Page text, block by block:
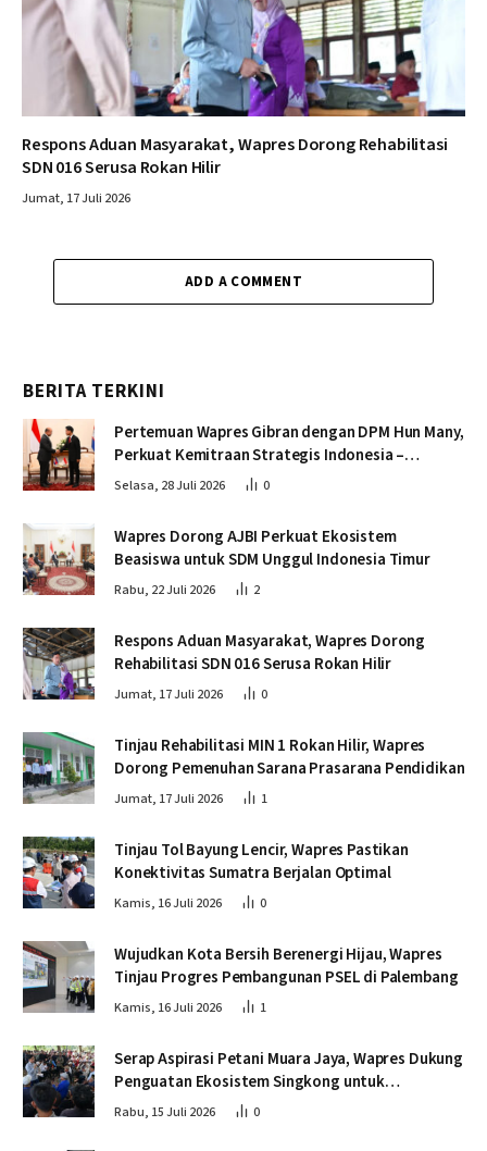
Respons Aduan Masyarakat, Wapres Dorong Rehabilitasi
SDN 016 Serusa Rokan Hilir
Jumat, 17 Juli 2026
ADD A COMMENT
BERITA TERKINI
Pertemuan Wapres Gibran dengan DPM Hun Many,
Perkuat Kemitraan Strategis Indonesia –
Kamboja
Selasa, 28 Juli 2026 0
Wapres Dorong AJBI Perkuat Ekosistem
Beasiswa untuk SDM Unggul Indonesia Timur
Rabu, 22 Juli 2026 2
Respons Aduan Masyarakat, Wapres Dorong
Rehabilitasi SDN 016 Serusa Rokan Hilir
Jumat, 17 Juli 2026 0
Tinjau Rehabilitasi MIN 1 Rokan Hilir, Wapres
Dorong Pemenuhan Sarana Prasarana Pendidikan
Jumat, 17 Juli 2026 1
Tinjau Tol Bayung Lencir, Wapres Pastikan
Konektivitas Sumatra Berjalan Optimal
Kamis, 16 Juli 2026 0
Wujudkan Kota Bersih Berenergi Hijau, Wapres
Tinjau Progres Pembangunan PSEL di Palembang
Kamis, 16 Juli 2026 1
Serap Aspirasi Petani Muara Jaya, Wapres Dukung
Penguatan Ekosistem Singkong untuk
Swasembada Pangan
Rabu, 15 Juli 2026 0